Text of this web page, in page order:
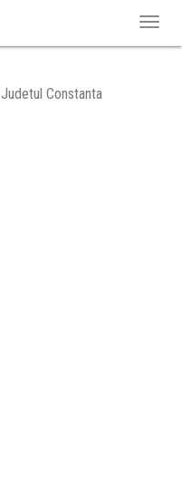
Constanta